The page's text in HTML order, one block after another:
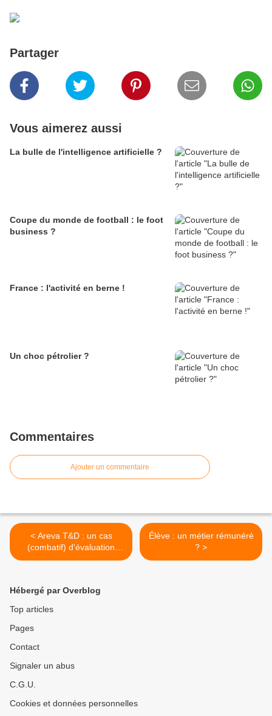
Partager
Vous aimerez aussi
La bulle de l'intelligence artificielle ?
Coupe du monde de football : le foot
business ?
France : l'activité en berne !
Un choc pétrolier ?
Commentaires
Ajouter un commentaire
< Areva T&D : un cas
(combatif) d'évaluation
d'entreprise
Élève : un métier rémunéré
? >
Hébergé par Overblog
Top articles
Pages
Contact
Signaler un abus
C.G.U.
Cookies et données personnelles